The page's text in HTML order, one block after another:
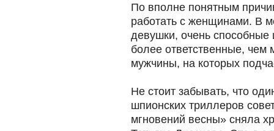
По вполне понятным
работать с женщинами. В
девушки, очень способные
более ответственные,
мужчины, на которых
Не стоит забывать, что
шпионских триллеров
мгновений весны» сняла